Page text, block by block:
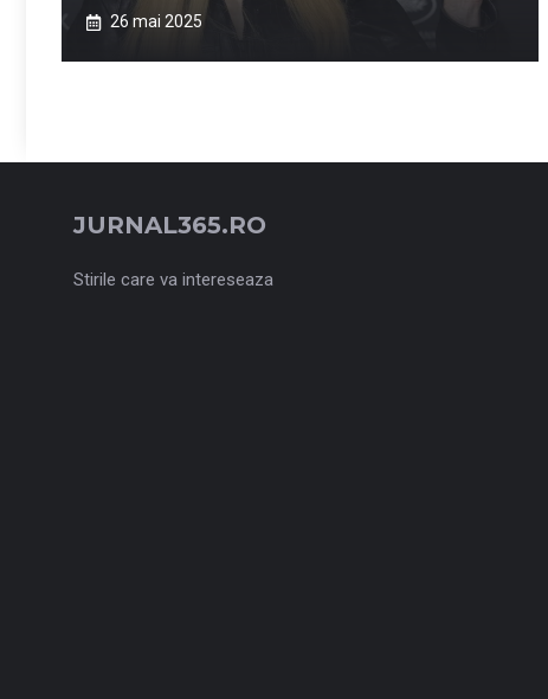
26 mai 2025
JURNAL365.RO
Stirile care va intereseaza